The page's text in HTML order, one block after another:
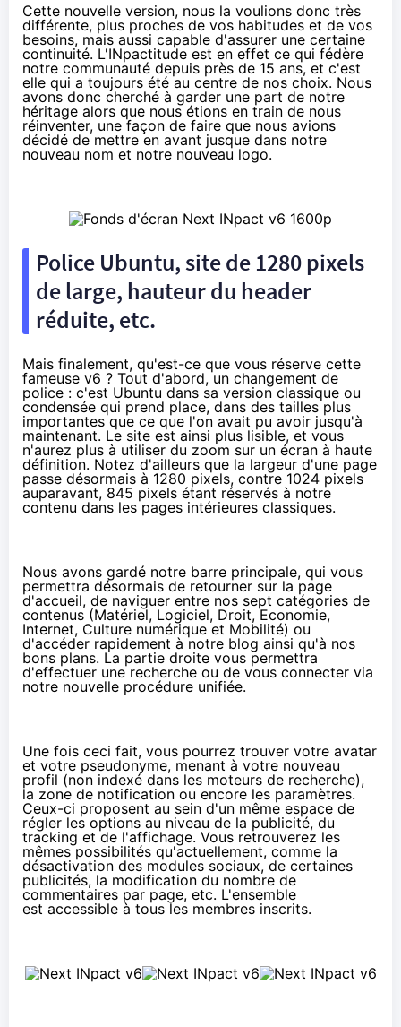
Cette nouvelle version, nous la voulions donc très
différente, plus proches de vos habitudes et de vos
besoins, mais aussi capable d'assurer une certaine
continuité. L'INpactitude est en effet ce qui fédère
notre communauté depuis près de 15 ans, et c'est
elle qui a toujours été au centre de nos choix. Nous
avons donc cherché à garder une part de notre
héritage alors que nous étions en train de nous
réinventer, une façon de faire que nous avions
décidé de mettre en avant jusque dans notre
nouveau nom et notre nouveau logo.
Police Ubuntu, site de 1280 pixels
de large, hauteur du header
réduite, etc.
Mais finalement, qu'est-ce que vous réserve cette
fameuse v6 ? Tout d'abord, un changement de
police : c'est Ubuntu dans sa version classique ou
condensée qui prend place, dans des tailles plus
importantes que ce que l'on avait pu avoir jusqu'à
maintenant. Le site est ainsi plus lisible, et vous
n'aurez plus à utiliser du zoom sur un écran à haute
définition. Notez d'ailleurs que la largeur d'une page
passe désormais à 1280 pixels, contre 1024 pixels
auparavant, 845 pixels étant réservés à notre
contenu dans les pages intérieures classiques.
Nous avons gardé notre barre principale, qui vous
permettra désormais de retourner sur la page
d'accueil, de naviguer entre nos sept catégories de
contenus (Matériel, Logiciel, Droit, Economie,
Internet, Culture numérique et Mobilité) ou
d'accéder rapidement à notre blog ainsi qu'à nos
bons plans. La partie droite vous permettra
d'effectuer une recherche ou de vous connecter via
notre nouvelle procédure unifiée.
Une fois ceci fait, vous pourrez trouver votre avatar
et votre pseudonyme, menant à votre nouveau
profil (non indexé dans les moteurs de recherche),
la zone de notification ou encore les paramètres.
Ceux-ci proposent au sein d'un même espace de
régler les options au niveau de la publicité, du
tracking et de l'affichage. Vous retrouverez les
mêmes possibilités qu'actuellement, comme la
désactivation des modules sociaux, de certaines
publicités, la modification du nombre de
commentaires par page, etc. L'ensemble
est accessible à tous les membres inscrits.